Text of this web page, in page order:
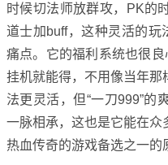
时候切法师放群攻，PK的
道士加buff，这种灵活的玩
痛点。它的福利系统也很
挂机就能得，不用像当年
法更灵活，但“一刀999”的
一脉相承，这也是它能在
热血传奇的游戏备选之一的